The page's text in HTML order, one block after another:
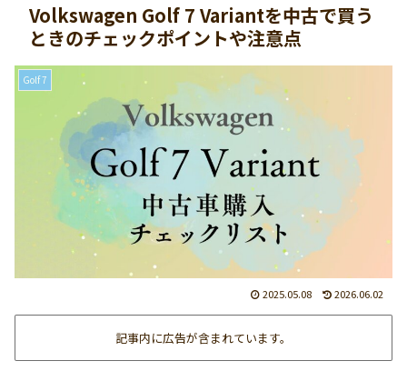
Volkswagen Golf 7 Variantを中古で買う
ときのチェックポイントや注意点
Golf 7
2025.05.08 2026.06.02
記事内に広告が含まれています。